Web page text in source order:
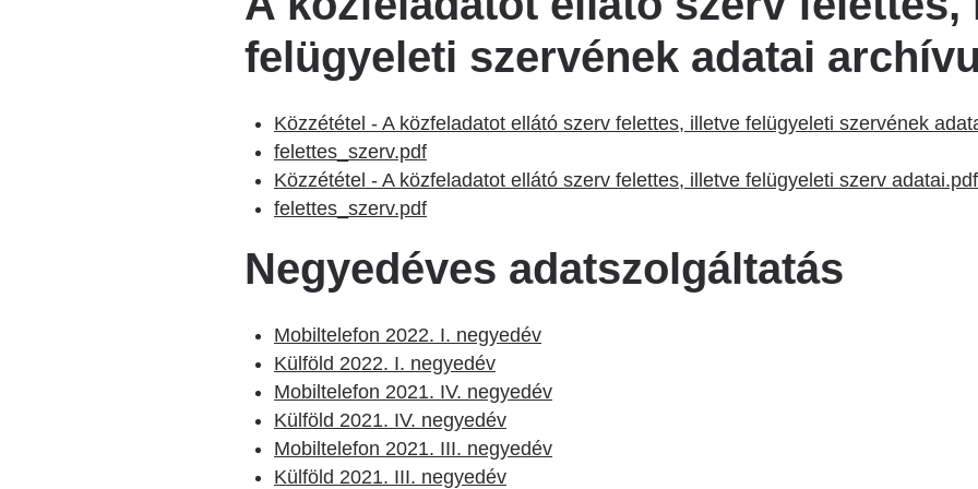
felügyeleti szervének adatai
Közzététel - A közfeladatot ellátó szerv felettes, illetve felügyeleti szervének
felettes_szerv.pdf
Közzététel - A közfeladatot ellátó szerv felettes, illetve felügyeleti szerv adatai.pdf
felettes_szerv.pdf
Negyedéves adatszolgáltatás
Mobiltelefon 2022. I. negyedév
Külföld 2022. I. negyedév
Mobiltelefon 2021. IV. negyedév
Külföld 2021. IV. negyedév
Mobiltelefon 2021. III. negyedév
Külföld 2021. III. negyedév